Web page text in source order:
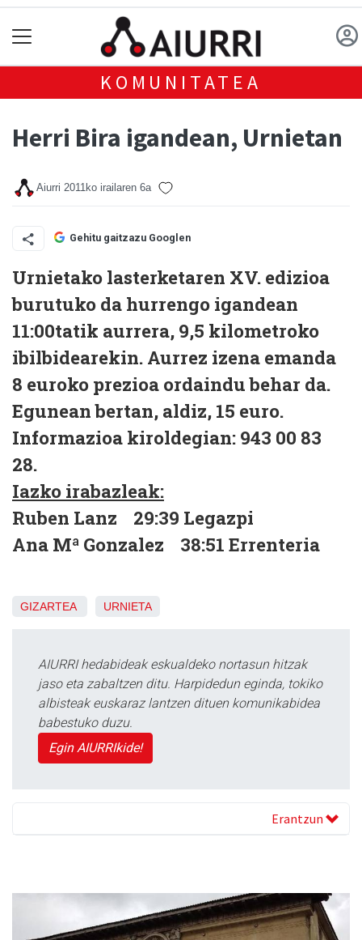
KOMUNITATEA
Herri Bira igandean, Urnietan
Aiurri 2011ko irailaren 6a
Gehitu gaitzazu Googlen
Urnietako lasterketaren XV. edizioa
burutuko da hurrengo igandean
11:00tatik aurrera, 9,5 kilometroko
ibilbidearekin. Aurrez izena emanda
8 euroko prezioa ordaindu behar da.
Egunean bertan, aldiz, 15 euro.
Informazioa kiroldegian: 943 00 83
28.
Iazko irabazleak:
Ruben Lanz 29:39 Legazpi
Ana Mª Gonzalez 38:51 Errenteria
GIZARTEA URNIETA
AIURRI hedabideak eskualdeko nortasun hitzak
jaso eta zabaltzen ditu. Harpidedun eginda, tokiko
albisteak euskaraz lantzen dituen komunikabidea
babestuko duzu.
Egin AIURRIkide!
Erantzun